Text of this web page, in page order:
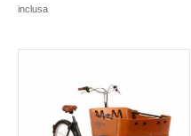
inclusa